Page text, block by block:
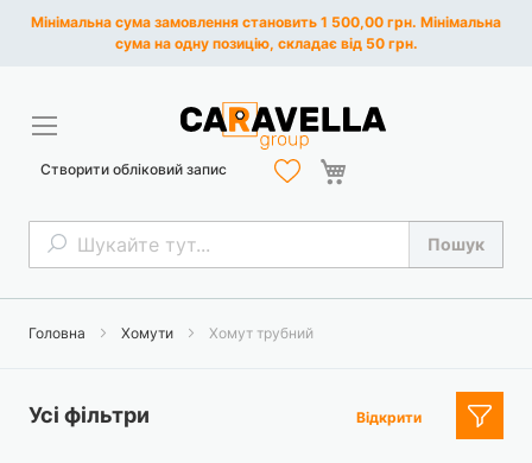
Мінімальна сума замовлення становить 1 500,00 грн. Мінімальна
сума на одну позицію, складає від 50 грн.
Пошук Пошук
Створити обліковий запис
Головна Хомути Хомут трубний
Усі фільтри Відкрити